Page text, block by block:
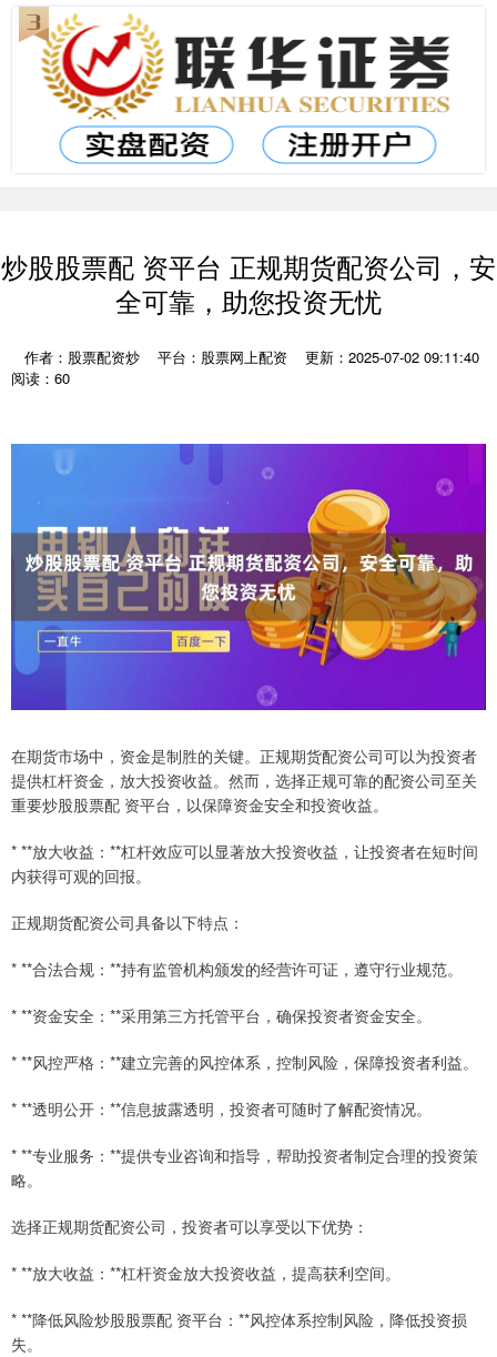
炒股股票配 资平台 正规期货配资公司，安
全可靠，助您投资无忧
作者：股票配资炒 平台：股票网上配资
更新：2025-07-02 09:11:40
阅读：60
在期货市场中，资金是制胜的关键。正规期货配资公司可以为投资者
提供杠杆资金，放大投资收益。然而，选择正规可靠的配资公司至关
重要炒股股票配 资平台，以保障资金安全和投资收益。
* **放大收益：**杠杆效应可以显著放大投资收益，让投资者在短时间
内获得可观的回报。
正规期货配资公司具备以下特点：
* **合法合规：**持有监管机构颁发的经营许可证，遵守行业规范。
* **资金安全：**采用第三方托管平台，确保投资者资金安全。
* **风控严格：**建立完善的风控体系，控制风险，保障投资者利益。
* **透明公开：**信息披露透明，投资者可随时了解配资情况。
* **专业服务：**提供专业咨询和指导，帮助投资者制定合理的投资策
略。
选择正规期货配资公司，投资者可以享受以下优势：
* **放大收益：**杠杆资金放大投资收益，提高获利空间。
* **降低风险炒股股票配 资平台：**风控体系控制风险，降低投资损
失。